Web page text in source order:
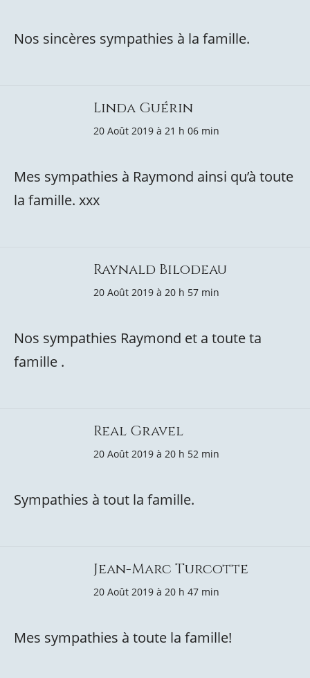
Nos sincères sympathies à la famille.
Linda Guérin
20 Août 2019 à 21 h 06 min
Mes sympathies à Raymond ainsi qu’à toute
la famille. xxx
Raynald Bilodeau
20 Août 2019 à 20 h 57 min
Nos sympathies Raymond et a toute ta
famille .
Real Gravel
20 Août 2019 à 20 h 52 min
Sympathies à tout la famille.
Jean-Marc Turcotte
20 Août 2019 à 20 h 47 min
Mes sympathies à toute la famille!